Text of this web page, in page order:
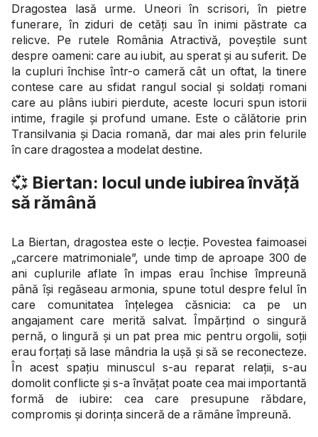
Dragostea lasă urme. Uneori în scrisori, în pietre
funerare, în ziduri de cetăți sau în inimi păstrate ca
relicve. Pe rutele România Atractivă, poveștile sunt
despre oameni: care au iubit, au sperat și au suferit. De
la cupluri închise într-o cameră cât un oftat, la tinere
contese care au sfidat rangul social și soldați romani
care au plâns iubiri pierdute, aceste locuri spun istorii
intime, fragile și profund umane. Este o călătorie prin
Transilvania și Dacia romană, dar mai ales prin felurile
în care dragostea a modelat destine.
💞 Biertan: locul unde iubirea învăță
să rămână
La Biertan, dragostea este o lecție. Povestea faimoasei
„carcere matrimoniale”, unde timp de aproape 300 de
ani cuplurile aflate în impas erau închise împreună
până își regăseau armonia, spune totul despre felul în
care comunitatea înțelegea căsnicia: ca pe un
angajament care merită salvat. Împărțind o singură
pernă, o lingură și un pat prea mic pentru orgolii, soții
erau forțați să lase mândria la ușă și să se reconecteze.
În acest spațiu minuscul s-au reparat relații, s-au
domolit conflicte și s-a învățat poate cea mai importantă
formă de iubire: cea care presupune răbdare,
compromis și dorința sinceră de a rămâne împreună.